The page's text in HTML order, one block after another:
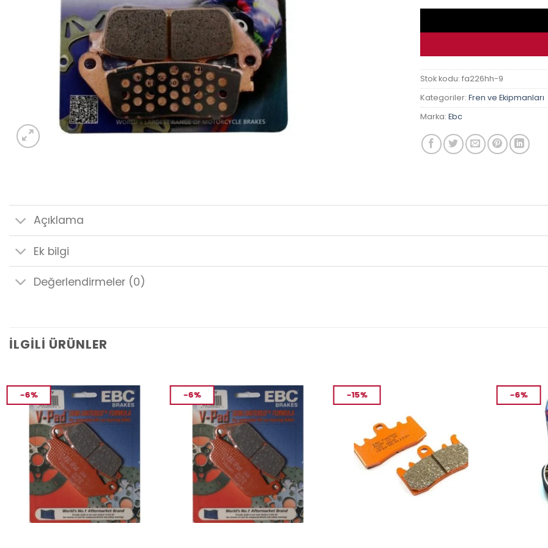
Stok kodu: fa226hh-9
Kategoriler: Fren ve Ekipmanları
Marka: Ebc
Açıklama
Ek bilgi
Değerlendirmeler (0)
İLGILI ÜRÜNLER
-6% -6% -15% -6%